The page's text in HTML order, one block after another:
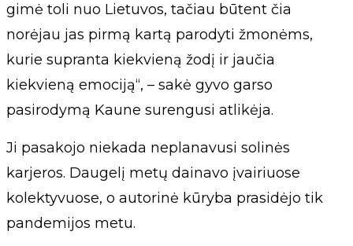
gimė toli nuo Lietuvos, tačiau būtent čia
norėjau jas pirmą kartą parodyti žmonėms,
kurie supranta kiekvieną žodį ir jaučia
kiekvieną emociją“, – sakė gyvo garso
pasirodymą Kaune surengusi atlikėja.
Ji pasakojo niekada neplanavusi solinės
karjeros. Daugelį metų dainavo įvairiuose
kolektyvuose, o autorinė kūryba prasidėjo tik
pandemijos metu.